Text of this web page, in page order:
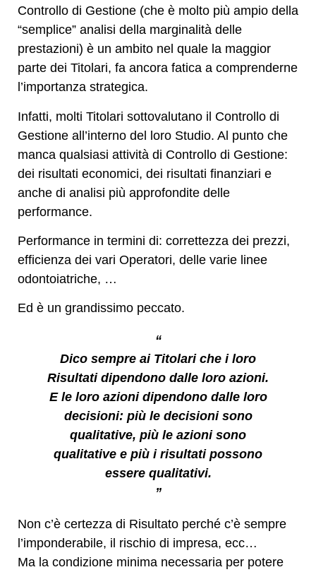
Controllo di Gestione (che è molto più ampio della
“semplice” analisi della marginalità delle
prestazioni) è un ambito nel quale la maggior
parte dei Titolari, fa ancora fatica a comprenderne
l’importanza strategica.
Infatti, molti Titolari sottovalutano il Controllo di
Gestione all’interno del loro Studio. Al punto che
manca qualsiasi attività di Controllo di Gestione:
dei risultati economici, dei risultati finanziari e
anche di analisi più approfondite delle
performance.
Performance in termini di: correttezza dei prezzi,
efficienza dei vari Operatori, delle varie linee
odontoiatriche, …
Ed è un grandissimo peccato.
“
Dico sempre ai Titolari che i loro
Risultati dipendono dalle loro azioni.
E le loro azioni dipendono dalle loro
decisioni: più le decisioni sono
qualitative, più le azioni sono
qualitative e più i risultati possono
essere qualitativi.
”
Non c’è certezza di Risultato perché c’è sempre
l’imponderabile, il rischio di impresa, ecc…
Ma la condizione minima necessaria per potere